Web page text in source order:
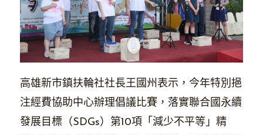
高雄新市鎮扶輪社社長王國州表示，今年特別挹
注經費協助中心辦理倡議比賽，落實聯合國永續
發展目標（SDGs）第10項「減少不平等」精